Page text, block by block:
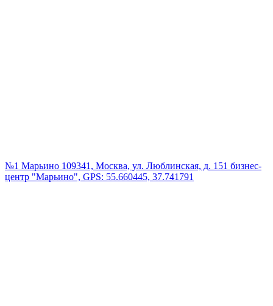
№1 Марьино 109341, Москва, ул. Люблинская, д. 151 бизнес-
центр "Марьино", GPS: 55.660445, 37.741791